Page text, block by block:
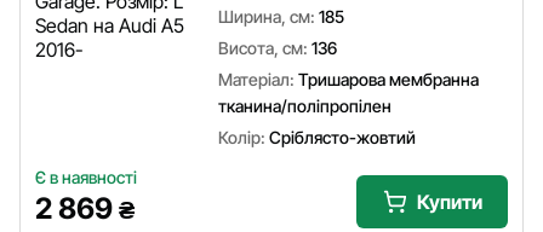
Ширина, см: 185
Висота, см: 136
Матеріал: Тришарова мембранна
тканина/поліпропілен
Колір: Сріблясто-жовтий
Є в наявності
2 869 ₴ Купити